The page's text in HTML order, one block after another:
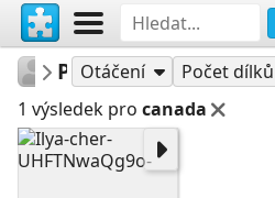
Rose10
Puzzle
Otáčení
Počet dílků
1 výsledek pro canada